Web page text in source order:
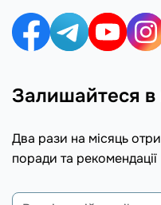
Залишайтеся в
Два рази на місяць
поради та рекомендації